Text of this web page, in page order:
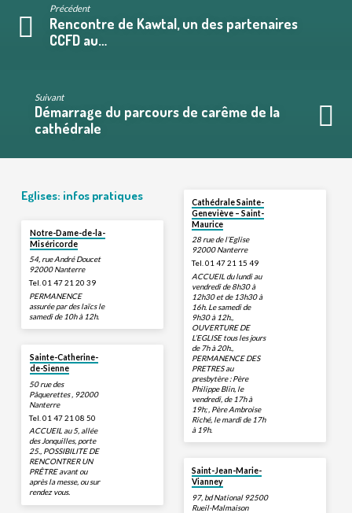
Précédent
Rencontre de Kawtal, un des partenaires
CCFD au…
Suivant
Démarrage du parcours de carême de la
cathédrale
Eglises: infos pratiques
Notre-Dame-de-la-
Miséricorde
54, rue André Doucet
92000 Nanterre
Tel. 01 47 21 20 39
PERMANENCE
assurée par des laïcs le
samedi de 10h à 12h.
Sainte-Catherine-
de-Sienne
50 rue des
Pâquerettes , 92000
Nanterre
Tel. 01 47 21 08 50
ACCUEIL au 5, allée
des Jonquilles, porte
25., POSSIBILITE DE
RENCONTRER UN
PRÊTRE avant ou
après la messe, ou sur
rendez vous.
Cathédrale Sainte-
Geneviève – Saint-
Maurice
28 rue de l’Eglise
92000 Nanterre
Tel. 01 47 21 15 49
ACCUEIL du lundi au
vendredi de 8h30 à
12h30 et de 13h30 à
16h. Le samedi de
9h30 à 12h.,
OUVERTURE DE
L’EGLISE tous les jours
de 7h à 20h.,
PERMANENCE DES
PRETRES au
presbytère : Père
Philippe Blin, le
vendredi, de 17h à
19h; , Père Ambroise
Riché, le mardi de 17h
à 19h.
Saint-Jean-Marie-
Vianney
97, bd National 92500
Rueil-Malmaison